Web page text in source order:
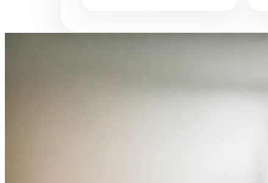
Wer plant und fertigt
Ein erfahrener Ansprechpartner für